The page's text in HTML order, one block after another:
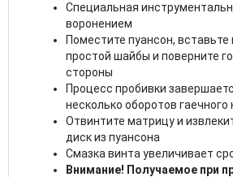
Специальная
воронением
Поместите пуансон,
простой шайбы и поверните
стороны
Процесс пробивки
несколько оборотов гаечного
Отвинтите матрицу и
диск из пуансона
Смазка винта увеличивает
Внимание! Получаемое при